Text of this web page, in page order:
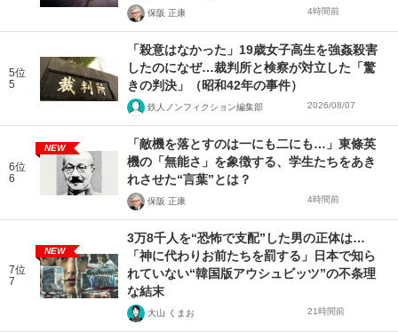
保阪 正康 4時間前
5位
5
「殺意はなかった」19歳女子高生を強姦殺害
したのになぜ…裁判所と検察が対立した「驚
きの判決」（昭和42年の事件）
鉄人ノンフィクション編集部 2026/08/07
6位
6
NEW
「敵機を落とすのは一にも二にも…」東條英
機の「無能さ」を象徴する、学生たちをあき
れさせた“言葉”とは？
保阪 正康 4時間前
7位
7
NEW
3万8千人を“恐怖で支配”した男の正体は…
「神に代わりお前たちを罰する」日本で知ら
れていない“韓国版アウシュビッツ”の不条理
な結末
大山 くまお 21時間前